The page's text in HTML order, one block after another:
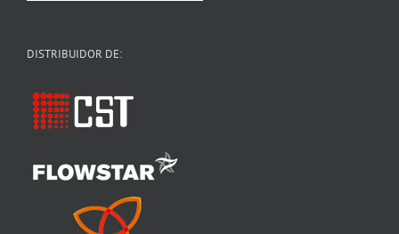
DISTRIBUIDOR DE: